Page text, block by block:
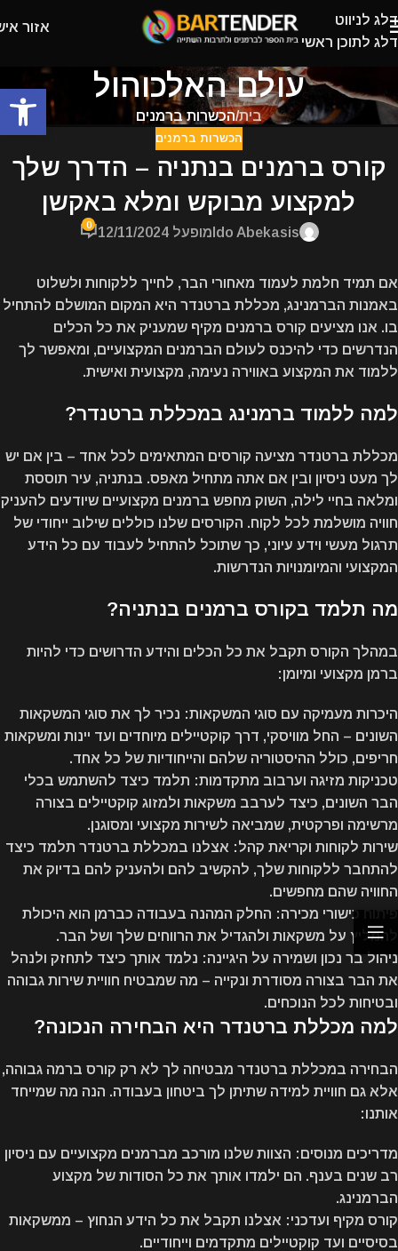
דלג לניווט
דלג לתוכן ראשי
אזור
עולם האלכוהול
בית/הכשרות ברמנים
הכשרות ברמנים
קורס ברמנים בנתניה – הדרך שלך
למקצוע מבוקש ומלא באקשן
Ido Abekasis מופעל 12/11/2024
0
אם תמיד חלמת לעמוד מאחורי הבר, לחייך ללקוחות ולשלוט
באמנות הברמנינג, מכללת ברטנדר היא המקום המושלם להתחיל
בו. אנו מציעים קורס ברמנים מקיף שמעניק את כל הכלים
הנדרשים כדי להיכנס לעולם הברמנים המקצועיים, ומאפשר לך
ללמוד את המקצוע באווירה נעימה, מקצועית ואישית.
למה ללמוד ברמנינג במכללת ברטנדר?
מכללת ברטנדר מציעה קורסים המתאימים לכל אחד – בין אם יש
לך מעט ניסיון ובין אם אתה מתחיל מאפס. בנתניה, עיר תוססת
ומלאה בחיי לילה, השוק מחפש ברמנים מקצועיים שיודעים להעניק
חוויה מושלמת לכל לקוח. הקורסים שלנו כוללים שילוב ייחודי של
תרגול מעשי וידע עיוני, כך שתוכל להתחיל לעבוד עם כל הידע
המקצועי והמיומנויות הנדרשות.
מה תלמד בקורס ברמנים בנתניה?
במהלך הקורס תקבל את כל הכלים והידע הדרושים כדי להיות
ברמן מקצועי ומיומן:
היכרות מעמיקה עם סוגי המשקאות: נכיר לך את סוגי המשקאות
השונים – החל מוויסקי, דרך קוקטיילים מיוחדים ועד יינות ומשקאות
חריפים, כולל ההיסטוריה שלהם והייחודיות של כל אחד.
טכניקות מזיגה וערבוב מתקדמות: תלמד כיצד להשתמש בכלי
הבר השונים, כיצד לערבב משקאות ולמזוג קוקטיילים בצורה
מרשימה ופרקטית, שמביאה לשירות מקצועי ומסוגנן.
שירות לקוחות וקריאת קהל: אצלנו במכללת ברטנדר תלמד כיצד
להתחבר ללקוחות שלך, להקשיב להם ולהעניק להם בדיוק את
החוויה שהם מחפשים.
פיתוח כישורי מכירה: החלק המהנה בעבודה כברמן הוא היכולת
להמליץ על משקאות ולהגדיל את הרווחים שלך ושל הבר.
ניהול בר נכון ושמירה על היגיינה: נלמד אותך כיצד לתחזק ולנהל
את הבר בצורה מסודרת ונקייה – מה שמבטיח חוויית שירות גבוהה
ובטיחות לכל הנוכחים.
למה מכללת ברטנדר היא הבחירה הנכונה?
הבחירה במכללת ברטנדר מבטיחה לך לא רק קורס ברמה גבוהה,
אלא גם חוויית למידה שתיתן לך ביטחון בעבודה. הנה מה שמייחד
אותנו:
מדריכים מנוסים: הצוות שלנו מורכב מברמנים מקצועיים עם ניסיון
רב שנים בענף. הם ילמדו אותך את כל הסודות של מקצוע
הברמנינג.
קורס מקיף ועדכני: אצלנו תקבל את כל הידע הנחוץ – ממשקאות
בסיסיים ועד קוקטיילים מתקדמים וייחודיים.